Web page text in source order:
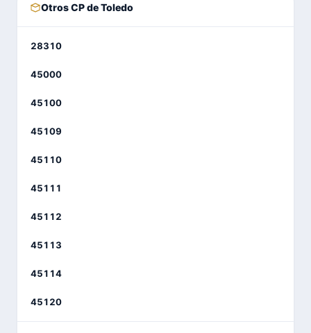
Otros CP de Toledo
28310
45000
45100
45109
45110
45111
45112
45113
45114
45120